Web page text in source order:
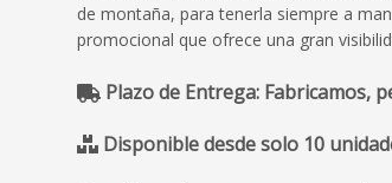
de montaña, para tenerla siempre a
promocional que ofrece una gran
Plazo de Entrega: Fabricamos,
Disponible desde solo 10